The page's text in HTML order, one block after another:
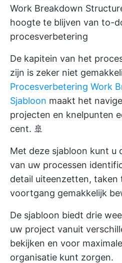
Work Breakdown
hoogte te blijven van to-
procesverbetering
De kapitein van het
zijn is zeker niet
Procesverbetering Work
Sjabloon maakt het
projecten en knelpunten
cent. 🚢
Met deze sjabloon kunt u
van uw processen
detail uiteenzetten, taken
voortgang gemakkelijk
De sjabloon biedt drie
uw project vanuit
bekijken en voor
organisatie kunt zorgen.